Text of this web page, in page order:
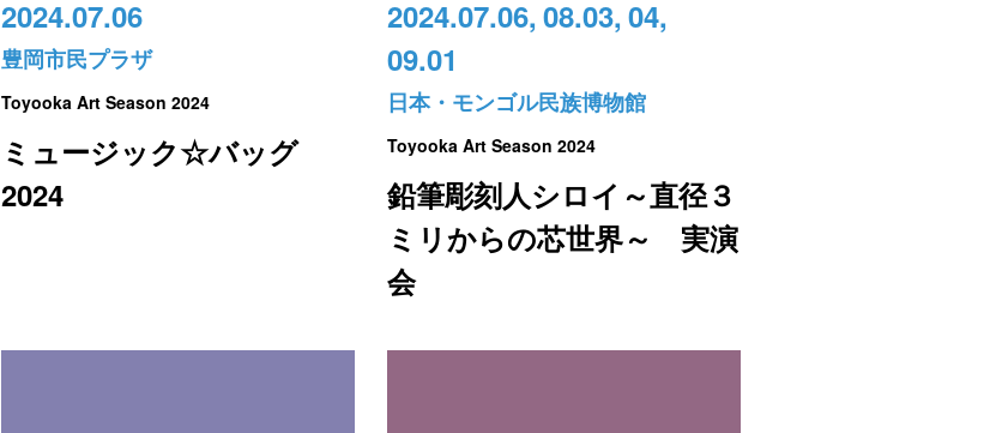
2024.07.06
豊岡市民プラザ
Toyooka Art Season 2024
ミュージック☆バッグ
2024
2024.07.06,08.03,04,
09.01
日本・モンゴル民族博物館
Toyooka Art Season 2024
鉛筆彫刻人シロイ～直径３
ミリからの芯世界～ 実演
会